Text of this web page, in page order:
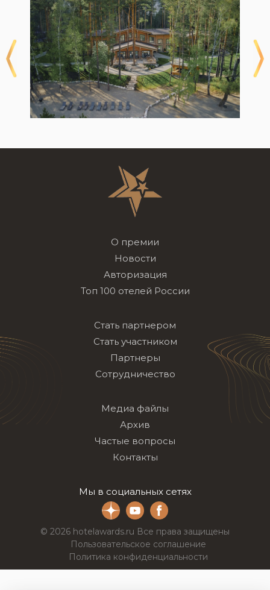
О премии
Новости
Авторизация
Топ 100 отелей России
Стать партнером
Стать участником
Партнеры
Сотрудничество
Медиа файлы
Архив
Частые вопросы
Контакты
Мы в социальных сетях
© 2026 hotelawards.ru Все права защищены
Пользовательское соглашение
Политика конфиденциальности